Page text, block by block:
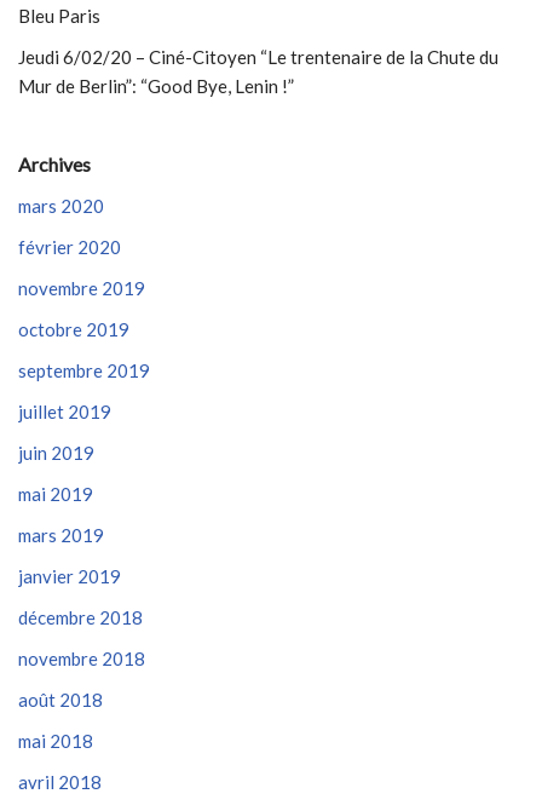
Bleu Paris
Jeudi 6/02/20 – Ciné-Citoyen “Le trentenaire de la Chute du
Mur de Berlin”: “Good Bye, Lenin !”
Archives
mars 2020
février 2020
novembre 2019
octobre 2019
septembre 2019
juillet 2019
juin 2019
mai 2019
mars 2019
janvier 2019
décembre 2018
novembre 2018
août 2018
mai 2018
avril 2018